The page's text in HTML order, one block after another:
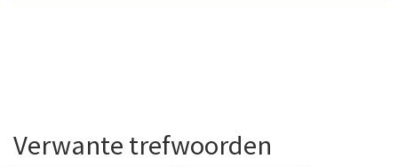
Verwante trefwoorden